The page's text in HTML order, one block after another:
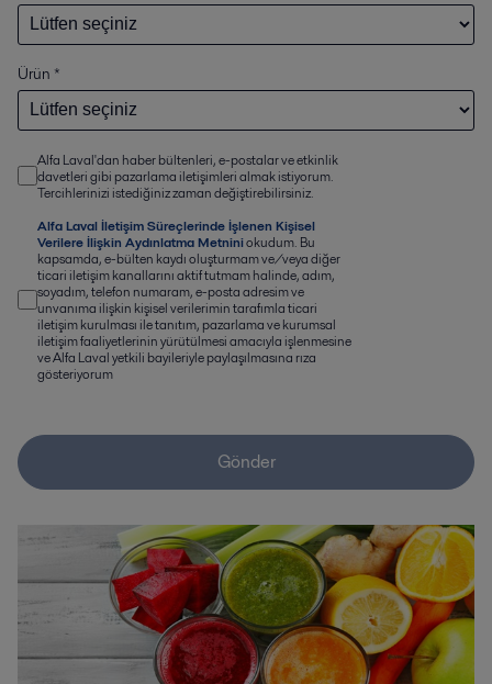
Ürün *
Alfa Laval'dan haber bültenleri, e-postalar ve etkinlik
davetleri gibi pazarlama iletişimleri almak istiyorum.
Tercihlerinizi istediğiniz zaman değiştirebilirsiniz.
Alfa Laval İletişim Süreçlerinde İşlenen Kişisel
Verilere İlişkin Aydınlatma Metniniokudum. Bu
kapsamda, e-bülten kaydı oluşturmam ve/veya diğer
ticari iletişim kanallarını aktif tutmam halinde, adım,
soyadım, telefon numaram, e-posta adresim ve
unvanıma ilişkin kişisel verilerimin tarafımla ticari
iletişim kurulması ile tanıtım, pazarlama ve kurumsal
iletişim faaliyetlerinin yürütülmesi amacıyla işlenmesine
ve Alfa Laval yetkili bayileriyle paylaşılmasına rıza
gösteriyorum
Gönder